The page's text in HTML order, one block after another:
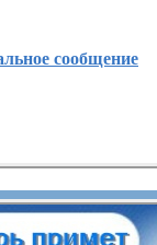
сообщение